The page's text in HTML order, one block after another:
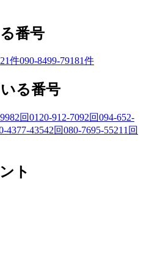
番号
1件090-8499-79181件
る番号
2回0120-912-7092回094-652-
4377-43542回080-7695-5521 1 回
ト